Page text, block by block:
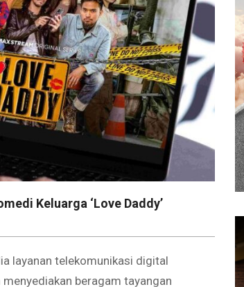
Keluarga ‘Love Daddy’
layanan telekomunikasi digital
beragam tayangan